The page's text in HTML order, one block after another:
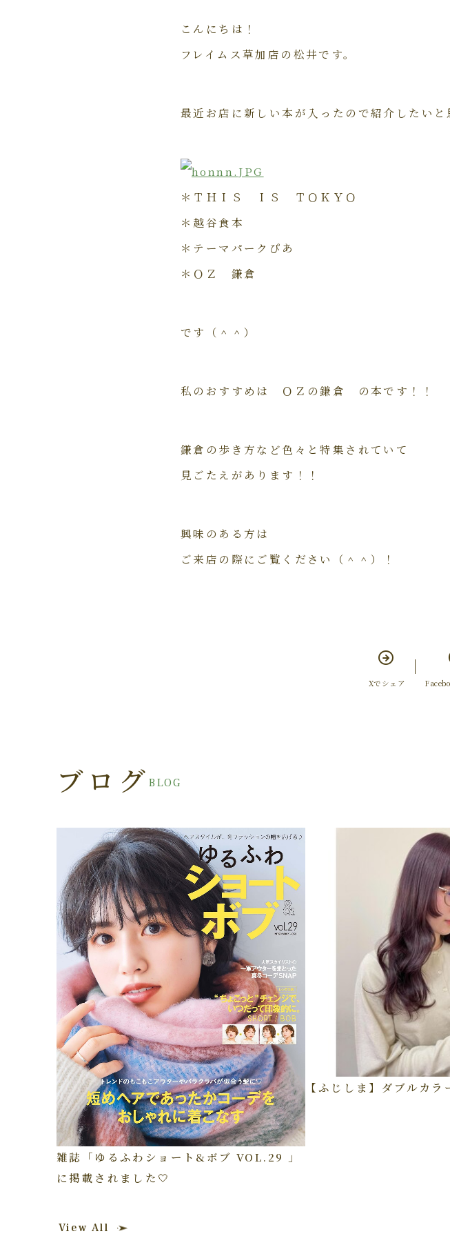
こんにちは！
フレイムス草加店の松井です。
最近お店に新しい本が入ったので紹介したいと
＊ＴＨＩＳ ＩＳ ＴＯＫＹＯ
＊越谷食本
＊テーマパークぴあ
＊ＯＺ 鎌倉
です（＾＾）
私のおすすめは ＯＺの鎌倉 の本です！！
鎌倉の歩き方など色々と特集されていて
見ごたえがあります！！
興味のある方は
ご来店の際にご覧ください（＾＾）！
Xでシェア
BLOG
ブログ
雑誌「ゆるふわショート&ボブ VOL.29 」
に掲載されました🤍
【ふじしま】ダブルカラ
View All